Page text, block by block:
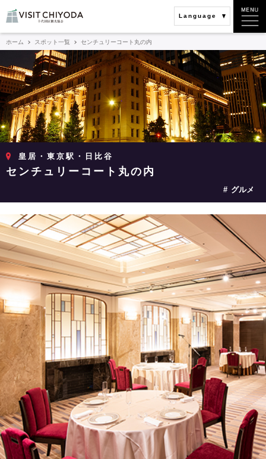
Language
ホーム スポット一覧 センチュリーコート丸の内
皇居・東京駅・日比谷
センチュリーコート丸の内
グルメ